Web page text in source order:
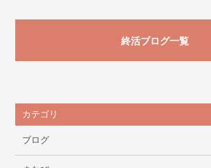
終活ブログ一覧
カテゴリ
ブログ